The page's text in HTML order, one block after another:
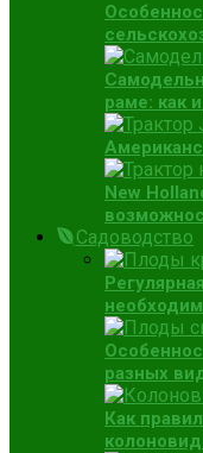
раме: как
New
Садоводство
разных
Как